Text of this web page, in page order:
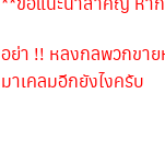
อย่า !! หลงกลพวกขาย
มาเคลมอีกยังไงครับ